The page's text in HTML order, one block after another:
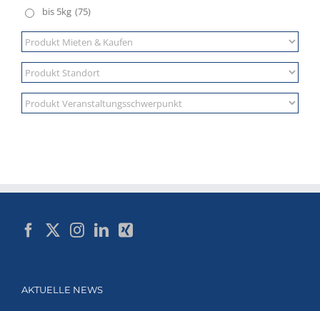
bis 5kg (75)
AKTUELLE NEWS